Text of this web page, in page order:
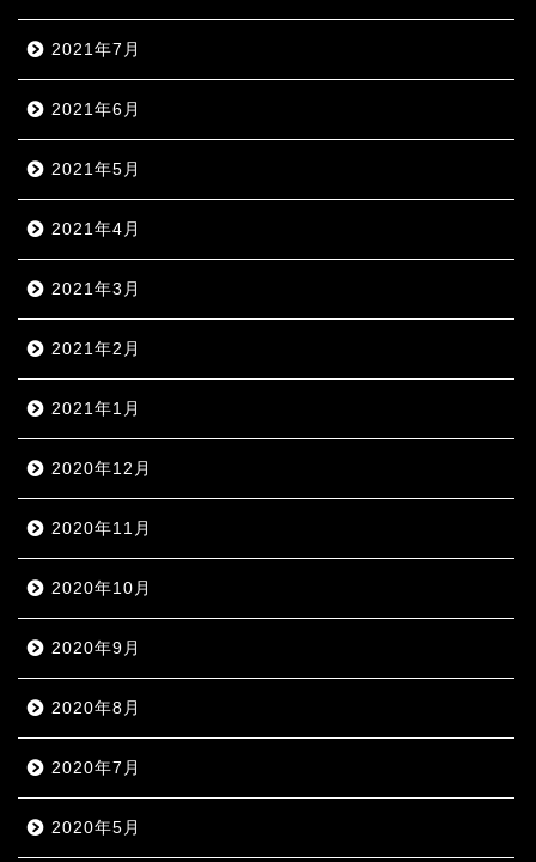
2021年7月
2021年6月
2021年5月
2021年4月
2021年3月
2021年2月
2021年1月
2020年12月
2020年11月
2020年10月
2020年9月
2020年8月
2020年7月
2020年5月